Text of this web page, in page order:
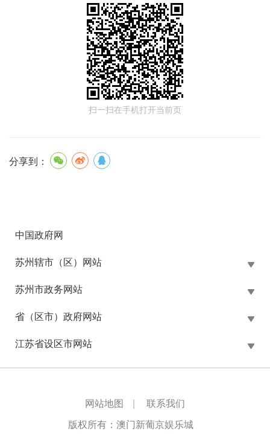
扫一扫在手机打开当前页
分享到：
中国政府网
苏州辖市（区）网站
苏州市政务网站
省（区市）政府网站
江苏省设区市网站
网站地图 联系我们
版权所有：澳门新葡京娱乐城